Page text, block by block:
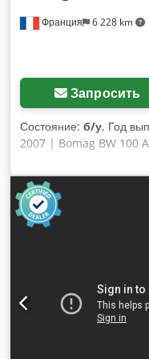
оцинкованным
Франция 6 228 km
Запросить
Состояние: б/у, Год
2007 | Bomag BW 100
моточасов
возможна по вашему
калькулятор доставки
транспортировку! 💰
сделать предложение.
Комментарий
некоторые царапины и
гидравлики. 📄 Хотите